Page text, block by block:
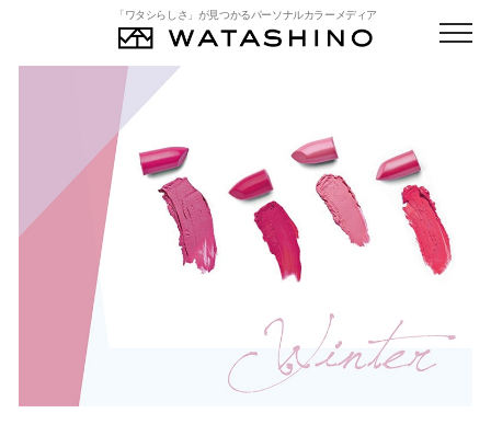
「ワタシらしさ」が見つかるパーソナルカラーメディア